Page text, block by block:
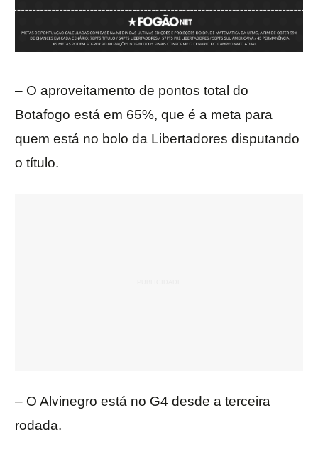
– O aproveitamento de pontos total do
Botafogo está em 65%, que é a meta para
quem está no bolo da Libertadores disputando
o título.
– O Alvinegro está no G4 desde a terceira
rodada.